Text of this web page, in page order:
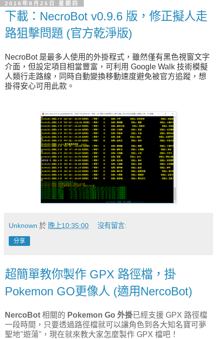
2016年8月25日 星期四
下載：NecroBot v0.9.6 版，修正擬人走
路狙擊問題 (官方乾淨版)
NecroBot 是最多人使用的外掛程式，雖然僅有黑色視窗文字
介面，但設定項目相當豐富，可利用 Google Walk 技術模擬
人類行走路線，同時自動變換移動速度避免被官方追蹤，想
掛得安心可用此款。
Unknown 於 晚上10:35:00 沒有留言:
分享
超簡單教你製作 GPX 路徑檔，掛
Pokemon GO更像人 (適用NercoBot)
NercoBot 相關的 Pokemon Go 外掛已經支援 GPX 路徑檔
一段時間，只要透過路徑檔就可以讓角色到各大知名寶可夢
聖地"遊蕩"，現在就來教大家怎麼製作 GPX 檔吧！